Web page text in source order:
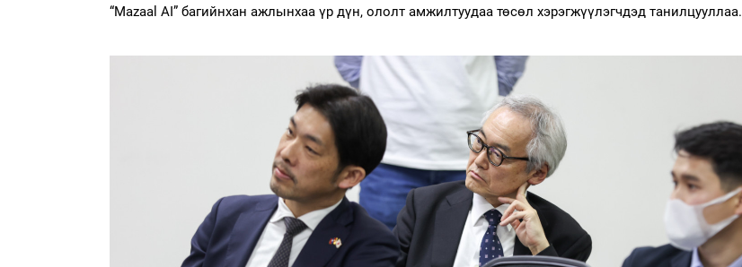
“Mazaal AI” багийнхан ажлынхаа үр дүн, ололт амжилтуудаа төсөл хэрэгжүүлэгчдэд танилцууллаа.